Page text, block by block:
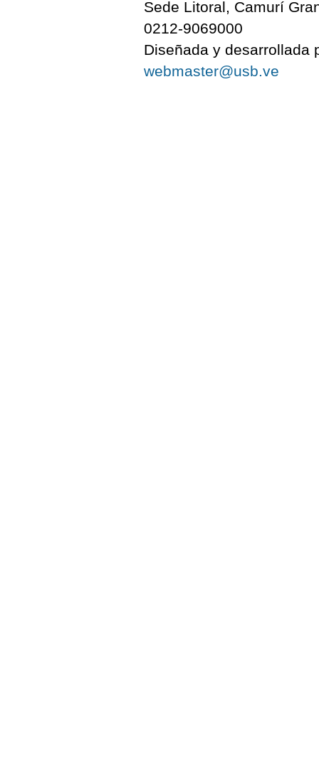
Sede Litoral, Camurí
0212-9069000
Diseñada y desarrollada
webmaster@usb.ve